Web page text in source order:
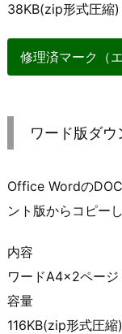
38KB(zip形式圧縮)
修理済マーク（
ワード版ダウ
Office Wordの
ント版からコピー
内容
ワードA4×2ページ
容量
116KB(zip形式圧縮)